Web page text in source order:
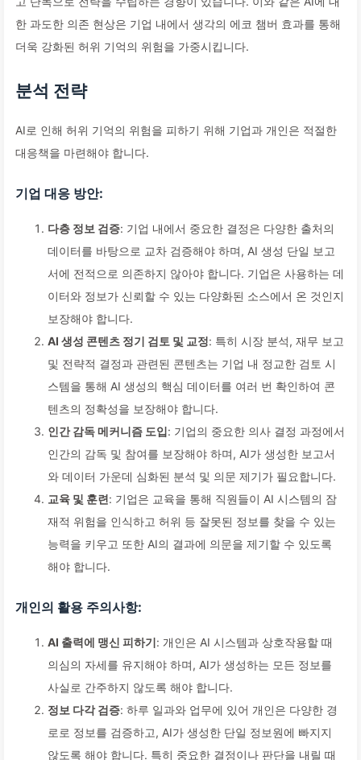
한 과도한 의존 현상은 기업 내에서 생각의 에코 챔버 효과를 통해
더욱 강화된 허위 기억의 위험을 가중시킵니다.
분석 전략
AI로 인해 허위 기억의 위험을 피하기 위해 기업과 개인은 적절한
대응책을 마련해야 합니다.
기업 대응 방안:
다층 정보 검증: 기업 내에서 중요한 결정은 다양한 출처의
데이터를 바탕으로 교차 검증해야 하며, AI 생성 단일 보고
서에 전적으로 의존하지 않아야 합니다. 기업은 사용하는 데
이터와 정보가 신뢰할 수 있는 다양화된 소스에서 온 것인지
보장해야 합니다.
AI 생성 콘텐츠 정기 검토 및 교정: 특히 시장 분석, 재무 보고
및 전략적 결정과 관련된 콘텐츠는 기업 내 정교한 검토 시
스템을 통해 AI 생성의 핵심 데이터를 여러 번 확인하여 콘
텐츠의 정확성을 보장해야 합니다.
인간 감독 메커니즘 도입: 기업의 중요한 의사 결정 과정에서
인간의 감독 및 참여를 보장해야 하며, AI가 생성한 보고서
와 데이터 가운데 심화된 분석 및 의문 제기가 필요합니다.
교육 및 훈련: 기업은 교육을 통해 직원들이 AI 시스템의 잠
재적 위험을 인식하고 허위 등 잘못된 정보를 찾을 수 있는
능력을 키우고 또한 AI의 결과에 의문을 제기할 수 있도록
해야 합니다.
개인의 활용 주의사항:
AI 출력에 맹신 피하기: 개인은 AI 시스템과 상호작용할 때
의심의 자세를 유지해야 하며, AI가 생성하는 모든 정보를
사실로 간주하지 않도록 해야 합니다.
정보 다각 검증: 하루 일과와 업무에 있어 개인은 다양한 경
로로 정보를 검증하고, AI가 생성한 단일 정보원에 빠지지
않도록 해야 합니다. 특히 중요한 결정이나 판단을 내릴 때